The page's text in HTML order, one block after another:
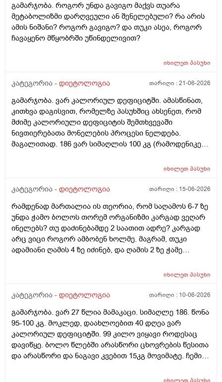
გამარჯობა. როგორ უნდა გავიგო მაქვს თუარა
მეტაბოლიზმი დარღვეული ან შენელებული? რა არის
ამის ნიშანი? როგორ გავიგო? და თუკი ასეა, როგორ
ჩავაყენო მწყობრში უწინდელივით?
იხილეთპასუხი
კატეგორია - დიეტოლოგია თარიღი :21-06-2026
გამარჯობა. ვარ კალორიულ დეფიციტში. ამასწინათ,
კითხვა დაგისვით, რომელზე პასუხშიც ახსენეთ, რომ
მძიმე კალორიული დეფიციტის შემთხვევაში
ნივთიერებათა მონელების პროცესი ნელდება.
მაგალითად. 186 ვარ სიმაღლის 100 კგ (რამოდენიკე
სუნთქვით და ძილით ვხარჯავ 1900 კალორიას. დღეს,
რამენაირად უნდა მივიღო 600-700 კალორიაც, რომ
ტკბილეულის, ან რაიმე არაჯანსაღის ხარჯზე რომ
მივუახლოვდე ამ ნიშნულს გამართლებულია? ტორტის
ნაჭერი ან რამე. ხომ არ ავნებს წონის კლებას და
კალორიულ დეფიციტს?
იხილეთპასუხი
კატეგორია - დიეტოლოგია თარიღი : 15-06-2026
რამდენად მართალია ის თეორია, რომ საღამოს 6-7 ზე
უნდა ჭამო ბოლოს თორემ ორგანიზმი კარგად ვეღარ
ინელებს? თუ დაძინებამდე 2 საათით ადრე? კარგად
არც ვიცი როგორ ამბობენ ხოლმე. მაგრამ, თუკი
ადამიანი ღამის 4 ზე იძინებ, და ღამის 2 ზე ჭამე
იხილეთპასუხი
კატეგორია - დიეტოლოგია თარიღი : 10-06-2026
გამარჯობა. ვარ 27 წლია მამაკაცი. სიმაღლე 186. წონა
95-100 კგ. მოკლედ, დაახლოებით 40 დღეა ვარ
კალორიულ დეფიციტში. 99 კილო ვიყავი როდესაც
დავიწყე. ბოლო წლებში არასწორი ცხოვრების წესითა
და არასწორი და ნაგავი კვებით 15კგ მოვიმატე. ჩემი
დღიანი კალორიული დეფიციტის განმავლობაში